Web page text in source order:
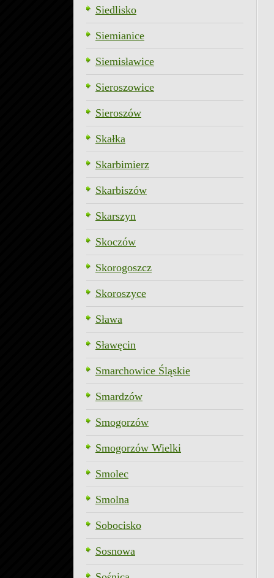
Siedlisko
Siemianice
Siemisławice
Sieroszowice
Sieroszów
Skałka
Skarbimierz
Skarbiszów
Skarszyn
Skoczów
Skorogoszcz
Skoroszyce
Sława
Sławęcin
Smarchowice Śląskie
Smardzów
Smogorzów
Smogorzów Wielki
Smolec
Smolna
Sobocisko
Sosnowa